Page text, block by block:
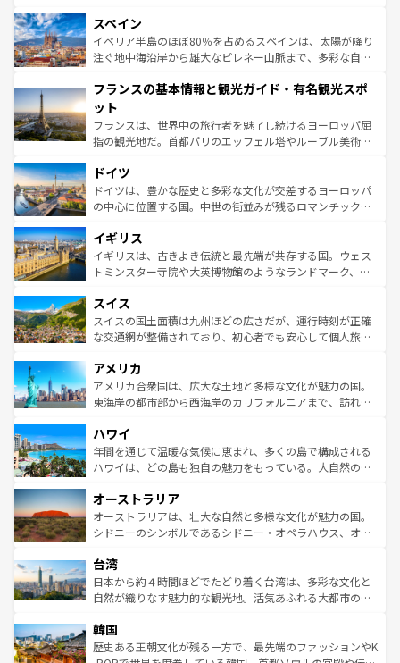
ろん、トスカーナの美しい田園風景やアマルフィ海岸の絶
景など、自然景観も見逃せない。観光の合間には、本場の
ピザやパスタなど、絶品のイタリア料理を堪能することも
ませてくれるイタリアで、忘れられない旅をしてみよう！
なお、新着のイタリア情報は
しい。
スペイン
イベリア半島のほぼ80％を占めるスペインは、太陽が降り
注ぐ地中海沿岸から雄大なピレネー山脈まで、多彩な自然
文化が根付くこの国では、情熱的なフラメンコ、熱気あふ
れる闘牛、そして美味しいタパスが生活の一部となってい
る。首都マドリードの洗練された雰囲気や、バルセロナの
アートに溢れた街角から、地方では古代ローマ遺跡や中世
せる。地方によって風土や気候が異なるスペインはその個
性で訪れる人を魅了する。 なお、新着のスペイン情報は コ
ンテンツ一覧を参照してほしい。
フランスの基本情報と観光ガイド・有名観光スポ
ット
フランスは、世界中の旅行者を魅了し続けるヨーロッパ屈
指の観光地だ。首都パリのエッフェル塔やルーブル美術館
で、幅広い魅力が詰まっている。華麗な宮殿、歴史的な大
聖堂、美しいビーチ、そして豊かな自然が、訪れる者を心
から魅了する。また、フランスは美食の国としても知ら
いる。シャンパンの発祥地であるランス、プロヴァンスの
香り高いラベンダー畑など、多彩な楽しみ方が可能だ。さ
らに、パリ以外の地域にも魅力が溢れており、どの街角に
れる地方に足を運ぶとそれぞれで全く異なる文化を体験で
きるだろう。 なお、新着のフランス情報はコンテンツ一覧
を参照してほしい。
ドイツ
ドイツは、豊かな歴史と多彩な文化が交差するヨーロッパ
の中心に位置する国。中世の街並みが残るロマンチック街
顔を持つこの国は、どこを歩いても飽きることがない。ベ
ルリンの文化的活気、バイエルン州のアルプスの絶景、そ
してライン川沿いのワイン畑といった風景は必見。ビール
は、お酒好きな人にはぜひ体験してほしい。 なお、新着の
ドイツ情報はコンテンツ一覧を参照してほしい。
イギリス
イギリスは、古きよき伝統と最先端が共存する国。ウェス
トミンスター寺院や大英博物館のようなランドマーク、歴
リアごとに異なる魅力がある。また、優雅なアフタヌーン
ティー、ビール好きにはたまらない英国パブ、サッカー観
戦など、本場だからこそできる体験も豊富。イギリスを旅
ンツ一覧を参照してほしい。
スイス
スイスの国土面積は九州ほどの広さだが、運行時刻が正確
な交通網が整備されており、初心者でも安心して個人旅行
の建物がそのまま残る町や、スイスならではのユニークな
博物館もあり、アルプス観光だけでなく町歩きも満喫する
ことができる。国民の所得が高いため物価も高いが、旅行
ば市内交通費無料で観光を楽しむこともできる。 なお、新
着のスイス情報はコンテンツ一覧 を参照してほしい。
アメリカ
アメリカ合衆国は、広大な土地と多様な文化が魅力の国。
東海岸の都市部から西海岸のカリフォルニアまで、訪れる
のような巨大都市は、観光、ショッピング、エンターテイ
ンメントが詰まった刺激的なスポットだ。一方、アメリカ
西部には大自然が広がり、グランドキャニオンやイエロー
部のニューオーリンズでは、音楽と美食が融合した独特の
文化が魅力。旅行者はアメリカの各地域で異なる魅力を楽
しみながら、その多様性と豊かな歴史を感じることができ
ならではの贅沢な旅のスタイルだ。 なお、新着のアメリカ
情報はコンテンツ一覧を参照してほしい。
ハワイ
年間を通じて温暖な気候に恵まれ、多くの島で構成される
ハワイは、どの島も独自の魅力をもっている。大自然の神
ワイ島は見逃せない。また、定番の観光地といえばオアフ
島だが、静かな自然を求めるならマウイ島やカウアイ島が
おすすめ。エメラルドグリーンに輝く海をはじめ、豊かな
れるおもてなしの心で訪れる人々を迎えてくれるハワイの
人々、おいしいローカルフードやハワイアンミュージッ
ク、伝統的なフラダンスなど、すべてがハワイの魅力を彩
ワイを、存分に味わってほしい。 なお、新着のハワイ情報
はコンテンツ一覧を参照してほしい。
オーストラリア
オーストラリアは、壮大な自然と多様な文化が魅力の国。
シドニーのシンボルであるシドニー・オペラハウス、オー
リアリーフや大陸中央部にそびえるウルル（エアーズロッ
ク）、タスマニアの美しい原生林やケアンズの熱帯雨林な
ど、見どころがたくさん。また、カフェやワイン、オージ
いる。アクティビティも充実しており、サーフィンやダイ
ビング、ハイキングなど、アウトドア好きにはたまらな
台湾
日本から約４時間ほどでたどり着く台湾は、多彩な文化と
自然が織りなす魅力的な観光地。活気あふれる大都市の台
ン）、静ひつな山岳地帯である台湾東部など、都市の喧騒
と山間の静けさが共存しており、訪れる人に新しい発見と
韓国
歴史ある王朝文化が残る一方で、最先端のファッションやK